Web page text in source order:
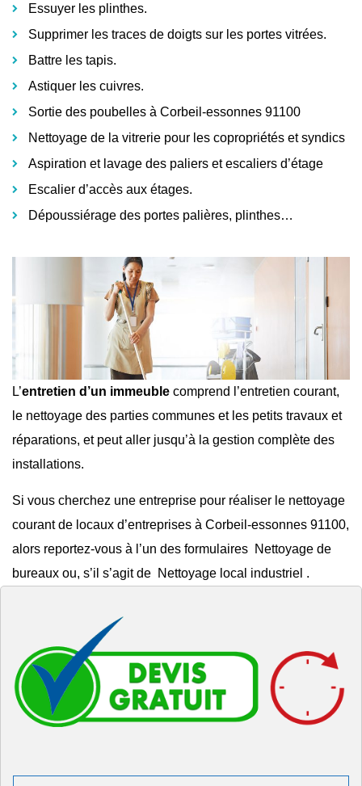
Essuyer les plinthes.
Supprimer les traces de doigts sur les portes vitrées.
Battre les tapis.
Astiquer les cuivres.
Sortie des poubelles à Corbeil-essonnes 91100
Nettoyage de la vitrerie pour les copropriétés et syndics
Aspiration et lavage des paliers et escaliers d’étage
Escalier d’accès aux étages.
Dépoussiérage des portes palières, plinthes…
L’entretien d’un immeuble comprend l’entretien courant,
le nettoyage des parties communes et les petits travaux et
réparations, et peut aller jusqu’à la gestion complète des
installations.
Si vous cherchez une entreprise pour réaliser le nettoyage
courant de locaux d’entreprises à Corbeil-essonnes 91100,
alors reportez-vous à l’un des formulaires Nettoyage de
bureaux ou, s’il s’agit de Nettoyage local industriel .